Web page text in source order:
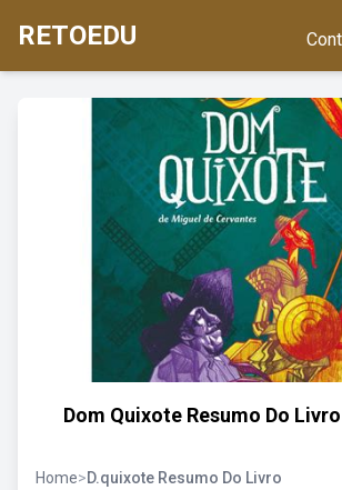
RETOEDU
Dom Quixote Resumo Do Livro
Home>D.quixote Resumo Do Livro